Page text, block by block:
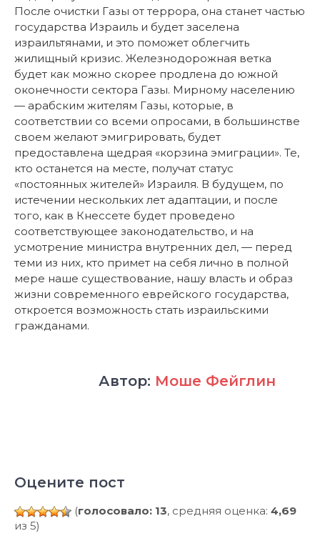
После очистки Газы от террора, она станет частью
государства Израиль и будет заселена
израильтянами, и это поможет облегчить
жилищный кризис. Железнодорожная ветка
будет как можно скорее продлена до южной
оконечности сектора Газы. Мирному населению
— арабским жителям Газы, которые, в
соответствии со всеми опросами, в большинстве
своем желают эмигрировать, будет
предоставлена щедрая «корзина эмиграции». Те,
кто останется на месте, получат статус
«постоянных жителей» Израиля. В будущем, по
истечении нескольких лет адаптации, и после
того, как в Кнессете будет проведено
соответствующее законодательство, и на
усмотрение министра внутренних дел, — перед
теми из них, кто примет на себя лично в полной
мере наше существование, нашу власть и образ
жизни современного еврейского государства,
откроется возможность стать израильскими
гражданами.
Автор: Моше Фейглин
Оцените пост
(голосовало: 13, средняя оценка: 4,69
из 5)